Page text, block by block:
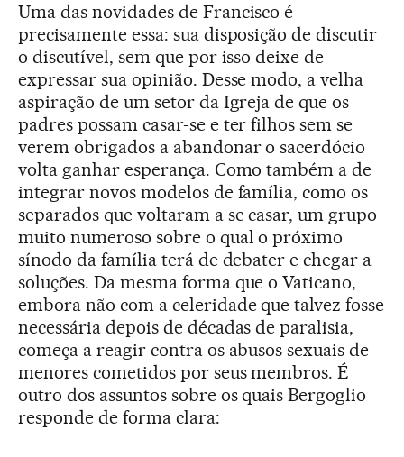
Uma das novidades de Francisco é
precisamente essa: sua disposição de discutir
o discutível, sem que por isso deixe de
expressar sua opinião. Desse modo, a velha
aspiração de um setor da Igreja de que os
padres possam casar-se e ter filhos sem se
verem obrigados a abandonar o sacerdócio
volta ganhar esperança. Como também a de
integrar novos modelos de família, como os
separados que voltaram a se casar, um grupo
muito numeroso sobre o qual o próximo
sínodo da família terá de debater e chegar a
soluções. Da mesma forma que o Vaticano,
embora não com a celeridade que talvez fosse
necessária depois de décadas de paralisia,
começa a reagir contra os abusos sexuais de
menores cometidos por seus membros. É
outro dos assuntos sobre os quais Bergoglio
responde de forma clara: